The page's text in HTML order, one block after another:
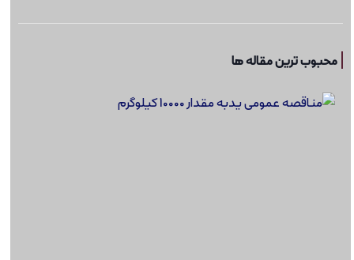
محبوب ترین مقاله ها